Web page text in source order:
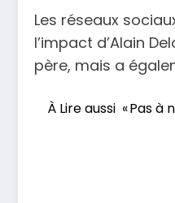
Les réseaux
l’impact d’Alain
père, mais a
À Lire aussi « Pas à